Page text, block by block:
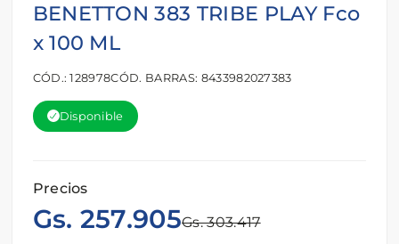
BENETTON 383 TRIBE PLAY Fco
x 100 ML
CÓD.: 128978CÓD. BARRAS: 8433982027383
Disponible
Precios
Gs. 257.905Gs. 303.417